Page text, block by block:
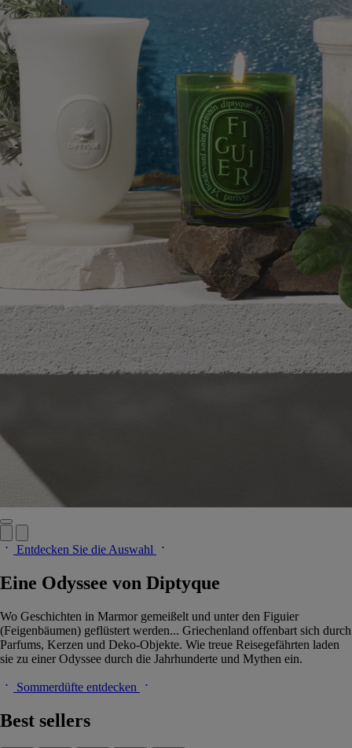
Entdecken Sie die Auswahl
Eine Odyssee von Diptyque
Wo Geschichten in Marmor gemeißelt und unter den Figuier
(Feigenbäumen) geflüstert werden... Griechenland offenbart sich durch
Parfums, Kerzen und Deko-Objekte. Wie treue Reisegefährten laden
sie zu einer Odyssee durch die Jahrhunderte und Mythen ein.
Sommerdüfte entdecken
Best sellers